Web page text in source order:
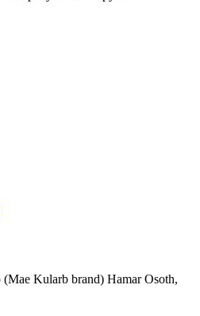
Kularb brand) Hamar Osoth,